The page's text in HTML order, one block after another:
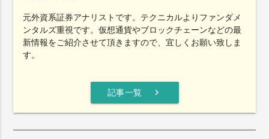
元外資系証券アナリストです。テクニカルよりファンダメ
ンタルズ重視です。仮想通貨やブロックチェーンなどの最
新情報をご紹介させて頂きますので、宜しくお願い致しま
す。
記事一覧 chevron_right